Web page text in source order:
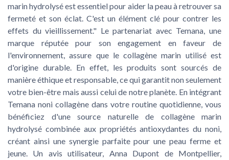
marin hydrolysé est essentiel pour aider la peau à retrouver sa
fermeté et son éclat. C'est un élément clé pour contrer les
effets du vieillissement." Le partenariat avec Temana, une
marque réputée pour son engagement en faveur de
l'environnement, assure que le collagène marin utilisé est
d'origine durable. En effet, les produits sont sourcés de
manière éthique et responsable, ce qui garantit non seulement
votre bien-être mais aussi celui de notre planète. En intégrant
Temana noni collagène dans votre routine quotidienne, vous
bénéficiez d'une source naturelle de collagène marin
hydrolysé combinée aux propriétés antioxydantes du noni,
créant ainsi une synergie parfaite pour une peau ferme et
jeune. Un avis utilisateur, Anna Dupont de Montpellier,